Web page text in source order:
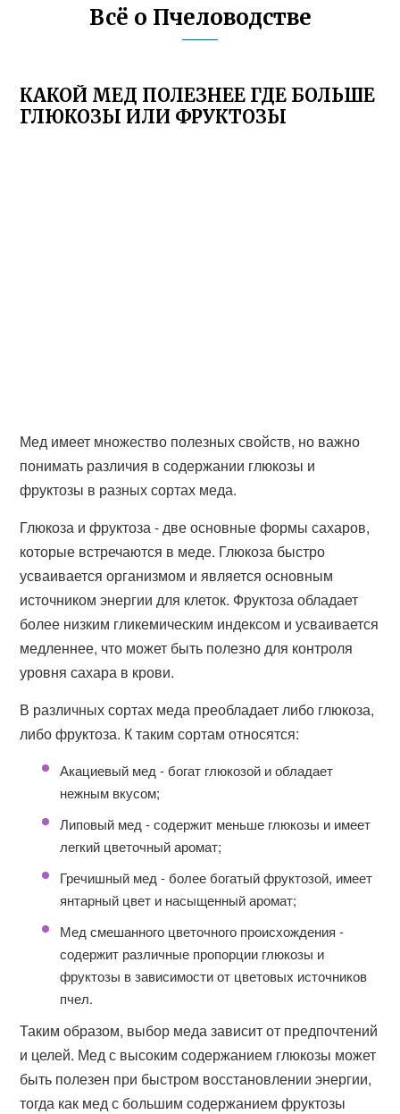
Всё о Пчеловодстве
КАКОЙ МЕД ПОЛЕЗНЕЕ ГДЕ БОЛЬШЕ
ГЛЮКОЗЫ ИЛИ ФРУКТОЗЫ
Мед имеет множество полезных свойств, но важно
понимать различия в содержании глюкозы и
фруктозы в разных сортах меда.
Глюкоза и фруктоза - две основные формы сахаров,
которые встречаются в меде. Глюкоза быстро
усваивается организмом и является основным
источником энергии для клеток. Фруктоза обладает
более низким гликемическим индексом и усваивается
медленнее, что может быть полезно для контроля
уровня сахара в крови.
В различных сортах меда преобладает либо глюкоза,
либо фруктоза. К таким сортам относятся:
Акациевый мед - богат глюкозой и обладает
нежным вкусом;
Липовый мед - содержит меньше глюкозы и имеет
легкий цветочный аромат;
Гречишный мед - более богатый фруктозой, имеет
янтарный цвет и насыщенный аромат;
Мед смешанного цветочного происхождения -
содержит различные пропорции глюкозы и
фруктозы в зависимости от цветовых источников
пчел.
Таким образом, выбор меда зависит от предпочтений
и целей. Мед с высоким содержанием глюкозы может
быть полезен при быстром восстановлении энергии,
тогда как мед с большим содержанием фруктозы